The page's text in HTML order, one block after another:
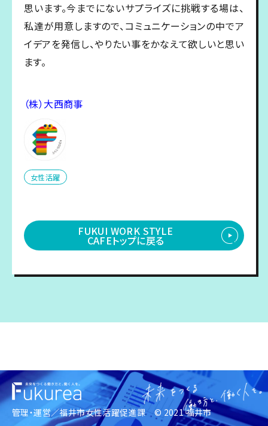
思います。今までにないサプライズに挑戦する場は、
私達が用意しますので、コミュニケーションの中でア
イデアを発信し、やりたい事をかなえて欲しいと思い
ます。
（株）大西商事
女性活躍
FUKUI WORK STYLE
CAFEトップに戻る
管理・運営／福井市女性活躍促進課© 2021 福井市